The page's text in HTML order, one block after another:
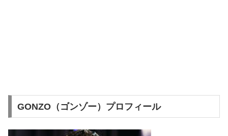
GONZO（ゴンゾー）プロフィール